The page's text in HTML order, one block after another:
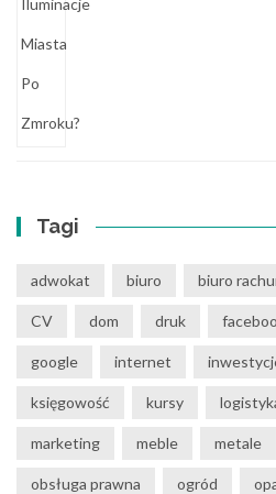
Tagi
adwokat biuro biuro
CV dom druk
google internet
księgowość kursy
marketing meble metale
obsługa prawna ogród